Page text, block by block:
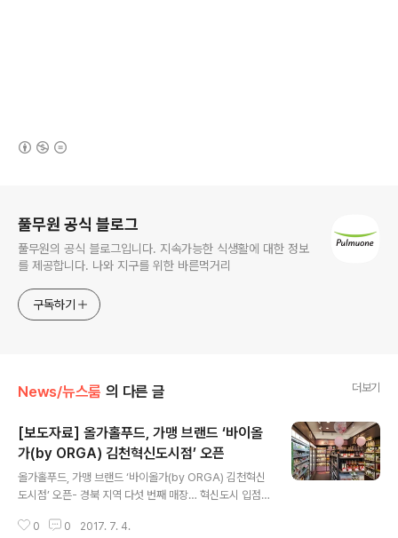
풀무원 공식 블로그
풀무원의 공식 블로그입니다. 지속가능한 식생활에 대한 정보
를 제공합니다. 나와 지구를 위한 바른먹거리
구독하기
News/뉴스룸 의 다른 글 더보기
[보도자료] 올가홀푸드, 가맹 브랜드 ‘바이올
가(by ORGA) 김천혁신도시점’ 오픈
올가홀푸드, 가맹 브랜드 ‘바이올가(by ORGA) 김천혁신
도시점’ 오픈- 경북 지역 다섯 번째 매장… 혁신도시 입점
식품 및 영∙유아관련 제품 집중 배치- 소비자 편의 위해 전
0 0 2017. 7. 4.